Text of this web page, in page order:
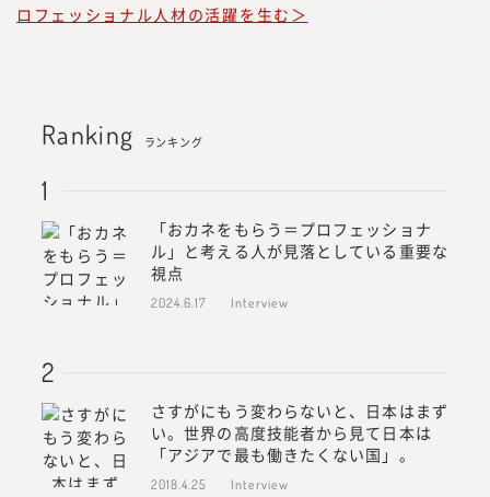
ロフェッショナル人材の活躍を生む＞
Ranking ランキング
「おカネをもらう＝プロフェッショナ
ル」と考える人が見落としている重要な
視点
2024.6.17 Interview
さすがにもう変わらないと、日本はまず
い。世界の高度技能者から見て日本は
「アジアで最も働きたくない国」。
2018.4.25 Interview